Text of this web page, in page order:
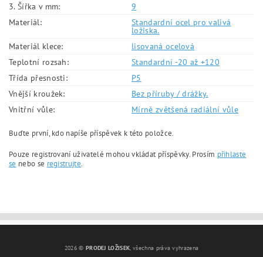
3. Šířka v mm:
9
Materiál:
Standardní ocel pro valivá
ložiska.
Materiál klece:
lisovaná ocelová
Teplotní rozsah:
Standardní -20 až +120
Třída přesnosti:
P5
Vnější kroužek:
Bez příruby / drážky.
Vnitřní vůle:
Mírně zvětšená radiální vůle
Buďte první, kdo napíše příspěvek k této položce.
Pouze registrovaní uživatelé mohou vkládat příspěvky. Prosím přihlaste
se nebo se registrujte.
2026 © PRODEJ LOŽISEK, všechna práva vyhrazena